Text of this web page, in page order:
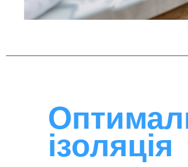
ізоляція